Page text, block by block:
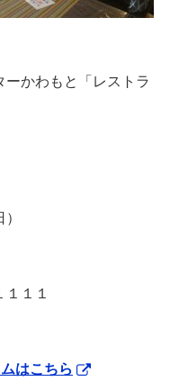
ーかわもと「レストラ
１１
はこちら